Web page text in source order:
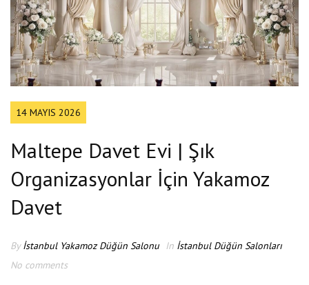
14 MAYIS 2026
Maltepe Davet Evi | Şık
Organizasyonlar İçin Yakamoz
Davet
Byİstanbul Yakamoz Düğün Salonu In İstanbul Düğün Salonları
No comments